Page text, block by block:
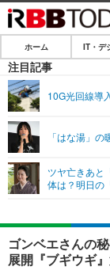
ホーム
IT・デジタル
ショッピ
SPEED TEST
エンタメ
エンタメ
音楽
ライフ
ライフ
ペット
リリース一覧
プッシュ通知の停
ホーム IT・デ
注目記事
10G光回線導
「はな湯」
ツヤ亡きあと
体は？明日の
ゴンベエさんの
展開『ブギウギ